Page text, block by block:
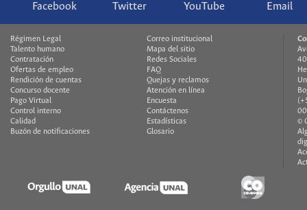
Facebook Twitter YouTube Email
Régimen Legal
Talento humano
Contratación
Ofertas de empleo
Rendición de cuentas
Concurso docente
Pago Virtual
Control interno
Calidad
Buzón de notificaciones
Correo institucional
Mapa del sitio
Redes Sociales
FAQ
Quejas y reclamos
Atención en línea
Encuesta
Contáctenos
Estadísticas
Glosario
©